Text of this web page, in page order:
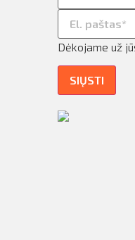
Dėkojame už
SIŲSTI